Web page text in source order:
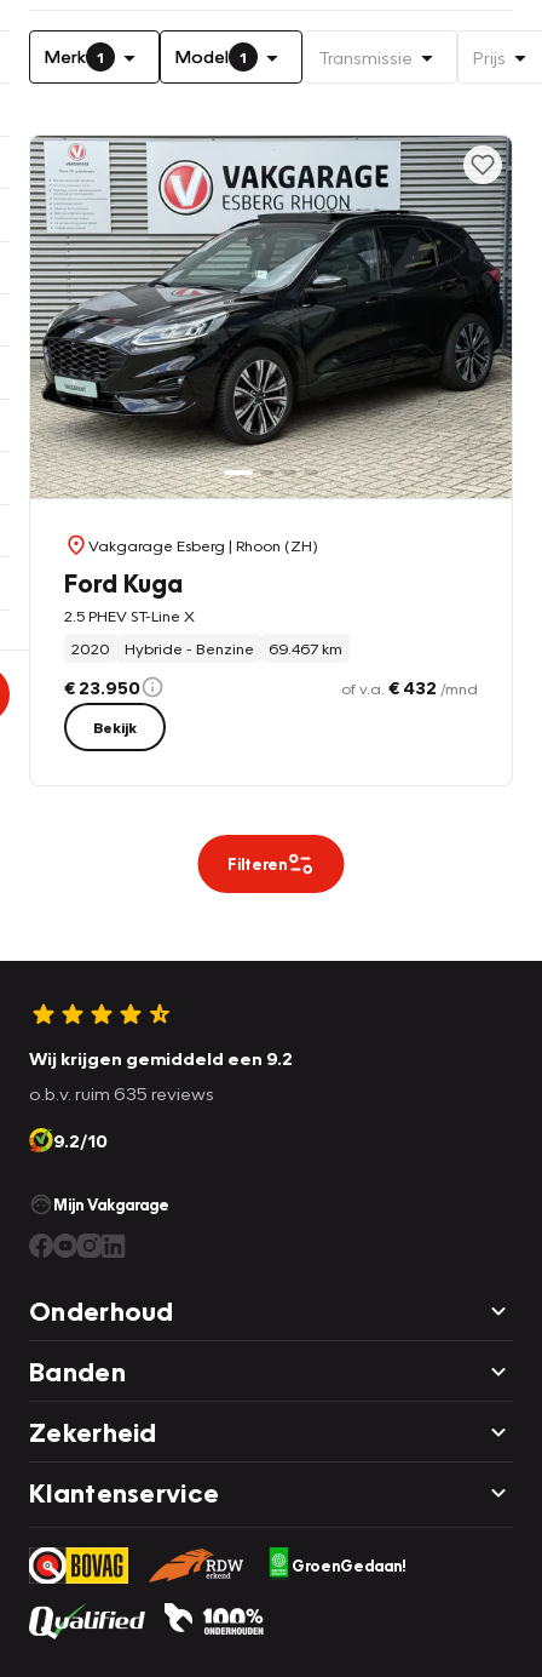
Merk 1 Model 1 Transmissie Prijs
Vakgarage Esberg | Rhoon (ZH)
Ford Kuga
2.5 PHEV ST-Line X
2020
Hybride - Benzine 69.467 km
€ 23.950 of v.a. € 432 /mnd
Bekijk
Filteren
Wij krijgen gemiddeld een 9.2
o.b.v. ruim 635 reviews
9.2/10
Mijn Vakgarage
Onderhoud
Banden
Zekerheid
Klantenservice
GroenGedaan!